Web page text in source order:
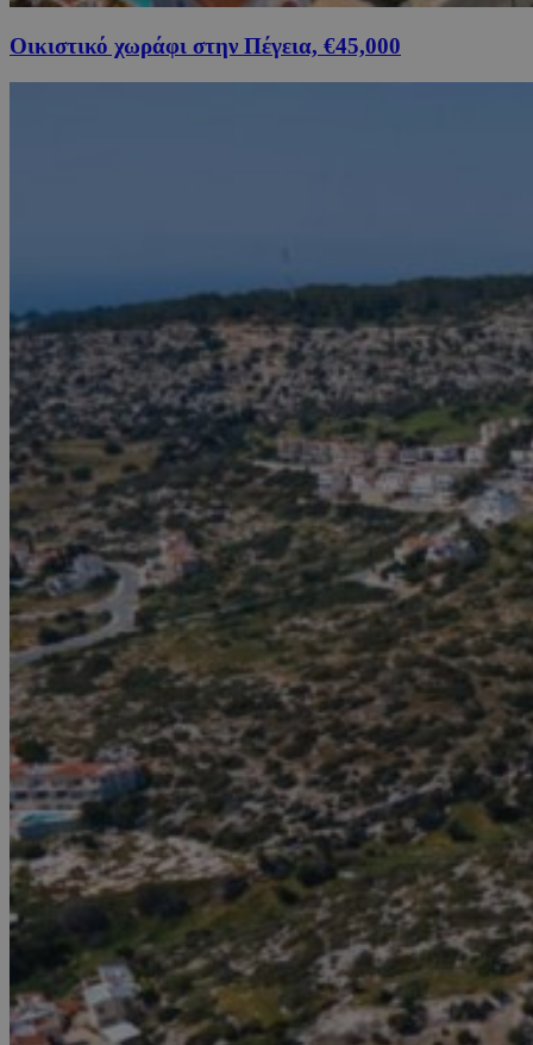
Οικιστικό χωράφι στην Πέγεια, €45,000